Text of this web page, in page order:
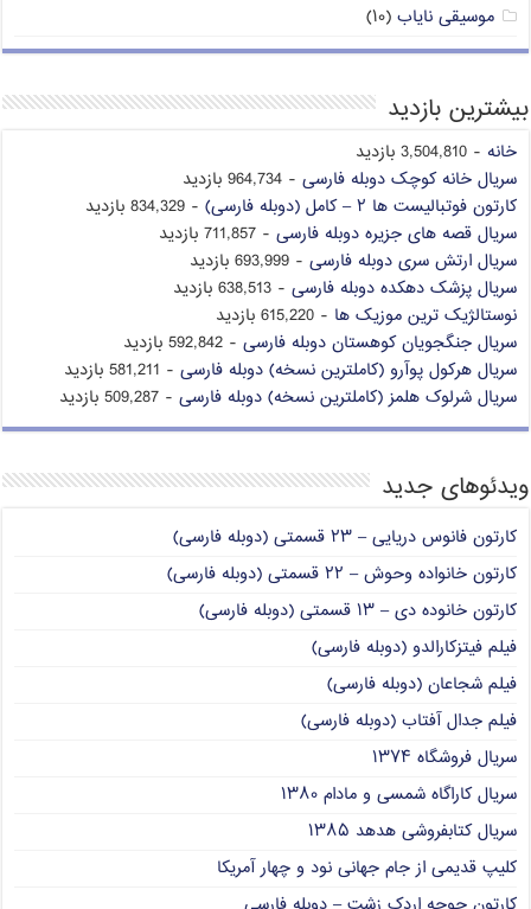
موسیقی نایاب (۱۰)
بیشترین بازدید
خانه - 3,504,810 بازدید
سریال خانه کوچک دوبله فارسی - 964,734 بازدید
کارتون فوتبالیست ها ۲ – کامل (دوبله فارسی)
- 834,329 بازدید
سریال قصه های جزیره دوبله فارسی - 711,857 بازدید
سریال ارتش سری دوبله فارسی - 693,999 بازدید
سریال پزشک دهکده دوبله فارسی - 638,513 بازدید
نوستالژیک ترین موزیک ها - 615,220 بازدید
سریال جنگجویان کوهستان دوبله فارسی - 592,842 بازدید
سریال هرکول پوآرو (کاملترین نسخه) دوبله فارسی - 581,211 بازدید
سریال شرلوک هلمز (کاملترین نسخه) دوبله فارسی - 509,287 بازدید
ویدئوهای جدید
کارتون فانوس دریایی – ۲۳ قسمتی (دوبله فارسی)
کارتون خانواده وحوش – ۲۲ قسمتی (دوبله فارسی)
کارتون خانوده دی – ۱۳ قسمتی (دوبله فارسی)
فیلم فیتزکارالدو (دوبله فارسی)
فیلم شجاعان (دوبله فارسی)
فیلم جدال آفتاب (دوبله فارسی)
سریال فروشگاه ۱۳۷۴
سریال کاراگاه شمسی و مادام ۱۳۸۰
سریال کتابفروشی هدهد ۱۳۸۵
کلیپ قدیمی از جام جهانی نود و چهار آمریکا